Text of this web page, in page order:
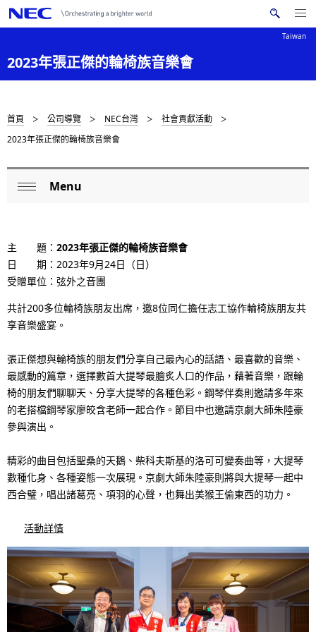
Taiwan
搜
索
Me
nu
Op
N
v
o
n
2023年張正傑的輪椅族音樂會
D
i
s
a
y
i
n
g
p
r
e
s
e
o
c
首頁 公司導覽 NEC台灣
社會貢獻活動
2023年張正傑的輪椅族音樂會
c
a
N
v
i
g
a
t
i
n
Menu
主 題： 2023年張正傑的輪椅族音樂會
日 期：2023年9月24日（日）
受贈單位：弦外之音團
共計200多位輪椅族朋友出席，邀8位同仁擔任志工協作輪椅族朋友共
享音樂盛宴。
張正傑想與輪椅族的朋友們分享自己最內心的話語、最喜歡的音樂、
最感動的篇章，選擇數首大提琴最膾炙人口的作品，藉著音樂，跟輪
椅的朋友們聊聊天、分享大提琴的各種色彩。鋼琴伴奏則邀請多年來
的老搭檔鋼琴家廖皎含老師一起合作。節目中也邀請京劇大師朱陸豪
參與演出。
精彩的曲目包括聖桑的天鵝、柴科夫斯基的洛可可變奏曲等，大提琴
數種化身、各種姿態一次展現。京劇大師朱陸豪則將與大提琴一起中
西合璧，唱出諸葛亮、項羽的心聲，也舞出美猴王偷東西的功力。
活動詳情